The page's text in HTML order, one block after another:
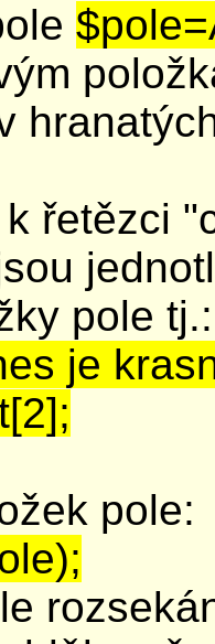
řetězci
pole tj.:
je
pole: